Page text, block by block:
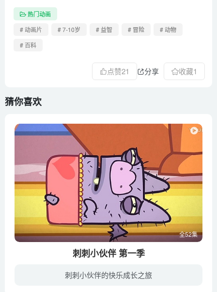
热门动画
# 动画片
# 7-10岁 # 益智 # 冒险
# 动物
# 百科
点赞21 分享 收藏1
猜你喜欢
全52集
刺刺小伙伴 第一季
刺刺小伙伴的快乐成长之旅